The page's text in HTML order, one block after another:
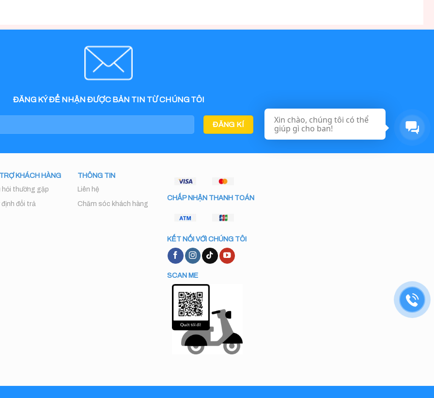
ĐĂNG KÝ ĐỂ NHẬN ĐƯỢC BẢN TIN TỪ CHÚNG TÔI
KHÁCH HÀNG
hỏi thường gặp
định đổi trả
THÔNG TIN
Liên hệ
Chăm sóc khách hàng
CHẤP NHẬN THANH TOÁN
KẾT NỐI VỚI CHÚNG TÔI
SCAN ME
Xin chào, chúng tôi có thể
giúp gì cho ban!